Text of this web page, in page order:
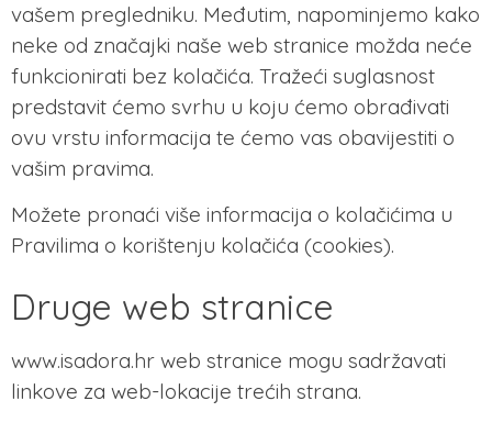
vašem pregledniku. Međutim, napominjemo kako
neke od značajki naše web stranice možda neće
funkcionirati bez kolačića. Tražeći suglasnost
predstavit ćemo svrhu u koju ćemo obrađivati
ovu vrstu informacija te ćemo vas obavijestiti o
vašim pravima.
Možete pronaći više informacija o kolačićima u
Pravilima o korištenju kolačića (cookies).
Druge web stranice
www.isadora.hr web stranice mogu sadržavati
linkove za web-lokacije trećih strana.